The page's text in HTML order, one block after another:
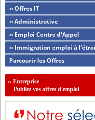
›› Offres IT
›› Administrative
›› Emploi Centre d'Appel
›› Immigration emploi à
Parcourir les Offres
››Entreprise
Publiez vos offres d'emploi